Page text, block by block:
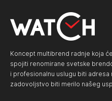
Koncept multibrend radnje koja
spojiti renomirane svetske
i profesionalnu uslugu biti adresa
zadovoljstvo biti merilo našeg